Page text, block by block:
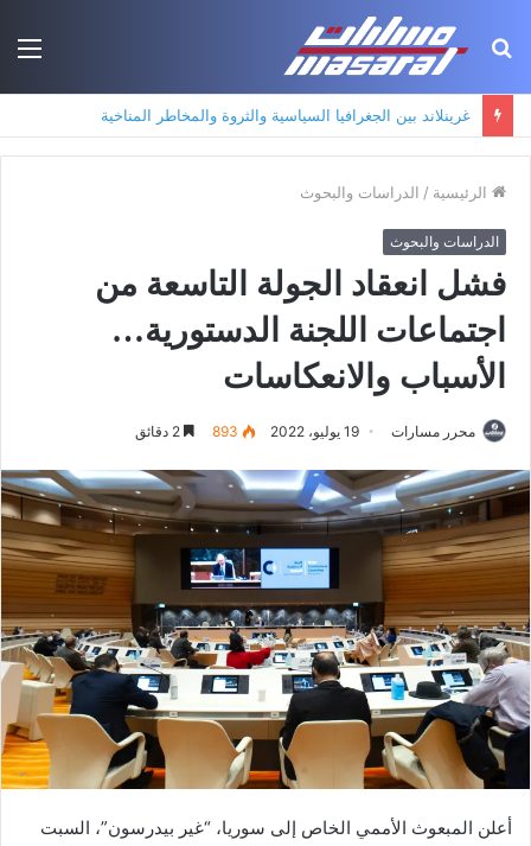
بحث
الرئيسية / الدراسات والبحوث
الدراسات والبحوث
فشل انعقاد الجولة التاسعة من
اجتماعات اللجنة الدستورية…
الأسباب والانعكاسات
محرر مسارات 19 يوليو، 2022 893
أعلن المبعوث الأممي الخاص إلى سوريا، “غير بيدرسون”، السبت